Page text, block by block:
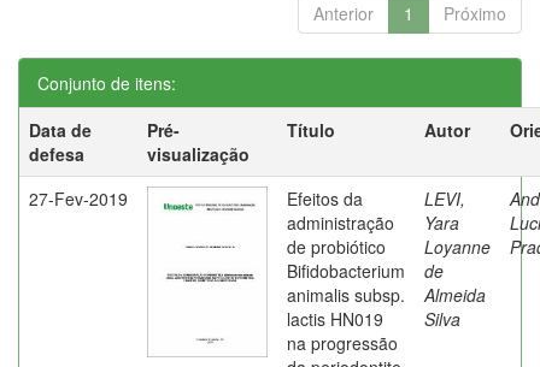
Anterior 1 Próximo
Conjunto de itens:
Data de
defesa
Pré-
visualização
Título Autor
27-Fev-2019
Efeitos da
administração
de probiótico
Bifidobacterium
animalis subsp.
lactis HN019
na progressão
LEVI,
Yara
Loyanne
de
Almeida
Silva